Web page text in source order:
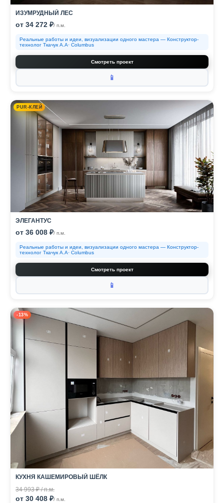
ИЗУМРУДНЫЙ ЛЕС
от 34 272 ₽/ п.м.
Реальные работы и идеи, визуализации одного мастера — Конструктор-
технолог Ткачук А.А· Columbus
Смотреть проект
📱
PUR-КЛЕЙ
ЭЛЕГАНТУС
от 36 008 ₽/ п.м.
Реальные работы и идеи, визуализации одного мастера — Конструктор-
технолог Ткачук А.А· Columbus
Смотреть проект
📱
-13%
КУХНЯ КАШЕМИРОВЫЙ ШЁЛК
34 993 ₽ / п.м.
от 30 408 ₽/ п.м.